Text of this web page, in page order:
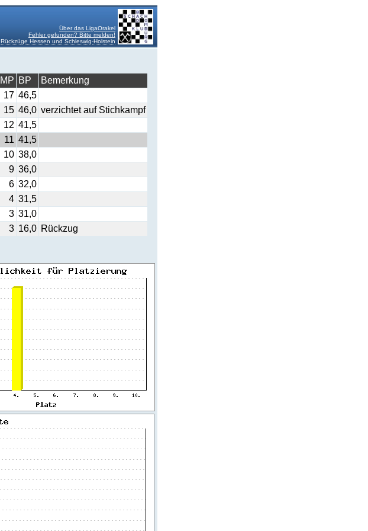
Über das LigaOrakel
Fehler gefunden? Bitte melden!
Rückzüge Hessen und Schleswig-Holstein
MP BP
Bemerkung
17 46,5
15 46,0 verzichtet auf Stichkampf
12 41,5
11 41,5
10 38,0
9 36,0
6 32,0
4 31,5
3 31,0
3 16,0 Rückzug